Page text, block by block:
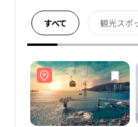
すべて 観光スポ